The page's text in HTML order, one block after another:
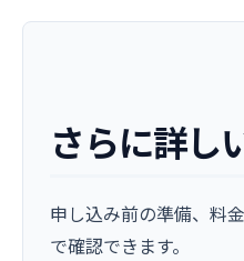
さらに詳し
申し込み前の準備、料
で確認できます。